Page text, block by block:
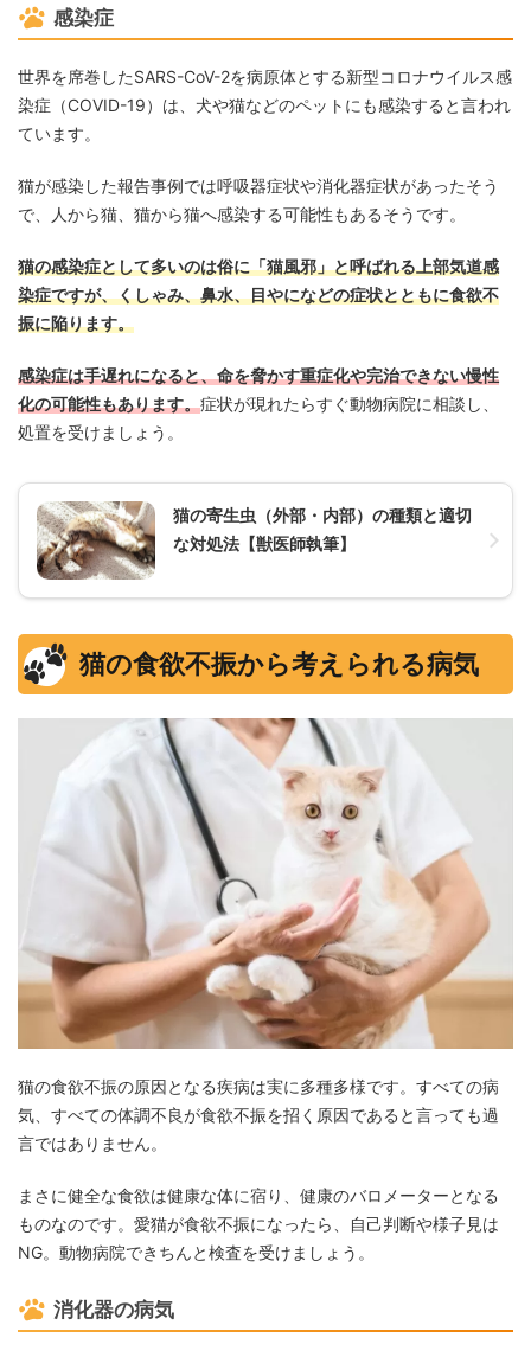
感染症
世界を席巻したSARS-CoV-2を病原体とする新型コロナウイルス感
染症（COVID-19）は、犬や猫などのペットにも感染すると言われ
ています。
猫が感染した報告事例では呼吸器症状や消化器症状があったそう
で、人から猫、猫から猫へ感染する可能性もあるそうです。
猫の感染症として多いのは俗に「猫風邪」と呼ばれる上部気道感
染症ですが、くしゃみ、鼻水、目やになどの症状とともに食欲不
振に陥ります。
感染症は手遅れになると、命を脅かす重症化や完治できない慢性
化の可能性もあります。症状が現れたらすぐ動物病院に相談し、
処置を受けましょう。
猫の寄生虫（外部・内部）の種類と適切
な対処法【獣医師執筆】
猫の食欲不振から考えられる病気
猫の食欲不振の原因となる疾病は実に多種多様です。すべての病
気、すべての体調不良が食欲不振を招く原因であると言っても過
言ではありません。
まさに健全な食欲は健康な体に宿り、健康のバロメーターとなる
ものなのです。愛猫が食欲不振になったら、自己判断や様子見は
NG。動物病院できちんと検査を受けましょう。
消化器の病気